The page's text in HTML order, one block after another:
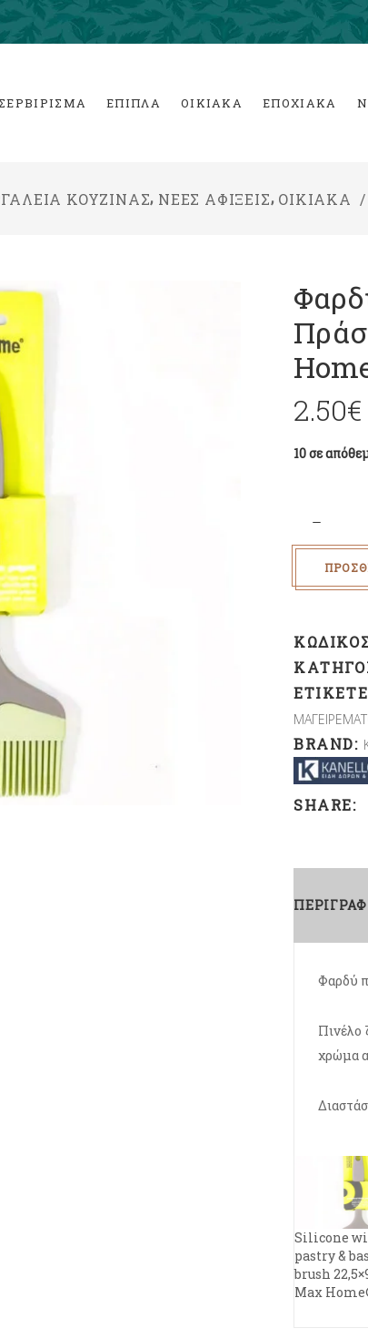
ΣΕΡΒΙΡΙΣΜΑ ΕΠΙΠΛΑ ΟΙΚΙΑΚΑ ΕΠΟΧΙΑΚΑ
ΚΟΥΖΙΝΑΣ, ΝΕΕΣ ΑΦΙΞΕΙΣ, ΟΙΚΙΑΚΑ /
2.50€
10 σε
BRAND:
SHARE:
Φαρδύ
Πινέλο
χρώμα
Silicone
pastry &
brush
Max